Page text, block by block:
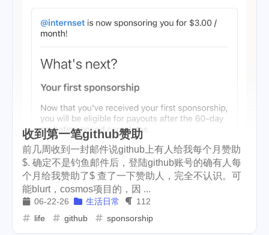
收到第一笔github赞助
前几周收到一封邮件说github上有人给我每个月赞助
$. 确定不是钓鱼邮件后，登陆github账号的确有人每
个月给我赞助了$ 查了一下赞助人，完全不认识。可
能blurt，cosmos项目的，因 ...
06-22-26 生活日常
112
life
github sponsorship